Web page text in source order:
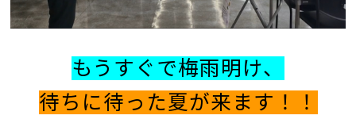
もうすぐで梅雨明け、
待ちに待った夏が来ます！！